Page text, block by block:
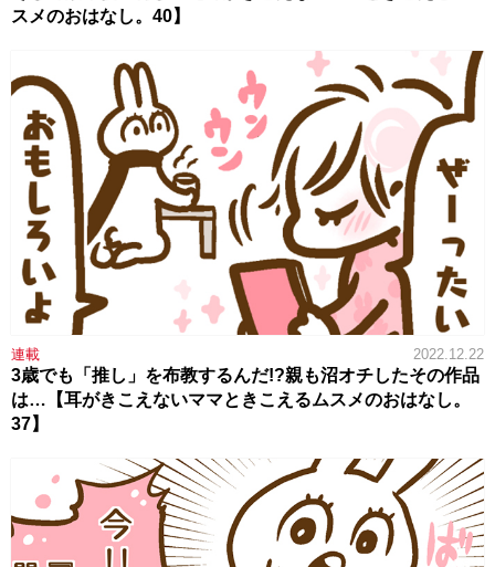
スメのおはなし。40】
連載 2022.12.22
3歳でも「推し」を布教するんだ!?親も沼オチしたその作品
は…【耳がきこえないママときこえるムスメのおはなし。
37】